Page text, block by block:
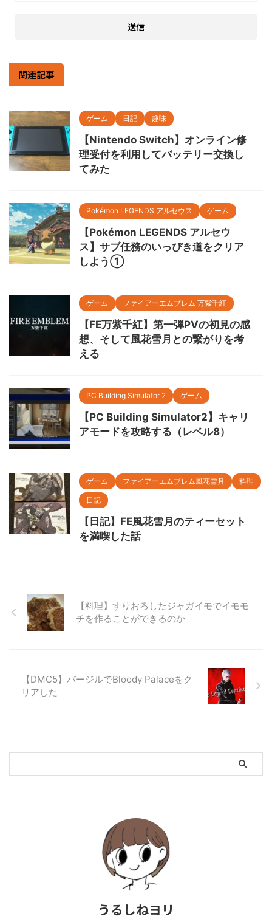
関連記事
ゲーム 日記 趣味
【Nintendo Switch】オンライン修
理受付を利用してバッテリー交換し
てみた
Pokémon LEGENDS アルセウス ゲーム
【Pokémon LEGENDS アルセウ
ス】サブ任務のいっぴき道をクリア
しよう①
ゲーム ファイアーエムブレム 万紫千紅
【FE万紫千紅】第一弾PVの初見の感
想、そして風花雪月との繋がりを考
える
PC Building Simulator 2 ゲーム
【PC Building Simulator2】キャリ
アモードを攻略する（レベル8）
ゲーム ファイアーエムブレム風花雪月 料理
日記
【日記】FE風花雪月のティーセット
を満喫した話
【料理】すりおろしたジャガイモでイモモ
チを作ることができるのか
【DMC5】バージルでBloody Palaceをク
リアした
うるしねヨリ